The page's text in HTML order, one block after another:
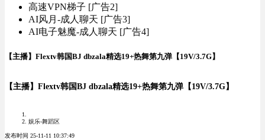
高速VPN梯子 [广告2]
AI风月-成人聊天 [广告3]
AI电子魅魔-成人聊天 [广告4]
【主播】Flextv韩国BJ dbzala精选19+热舞第九弹【19V/3.7G】
【主播】Flextv韩国BJ dbzala精选19+热舞第九弹【19V/3.7G】
娱乐-舞蹈区
发布时间 25-11-11 10:37:49